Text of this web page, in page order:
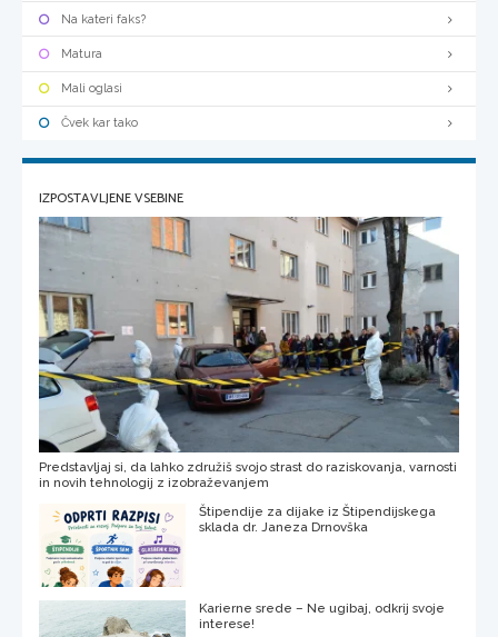
Na kateri faks?
Matura
Mali oglasi
Čvek kar tako
IZPOSTAVLJENE VSEBINE
Predstavljaj si, da lahko združiš svojo strast do raziskovanja, varnosti
in novih tehnologij z izobraževanjem
Štipendije za dijake iz Štipendijskega
sklada dr. Janeza Drnovška
Karierne srede – Ne ugibaj, odkrij svoje
interese!